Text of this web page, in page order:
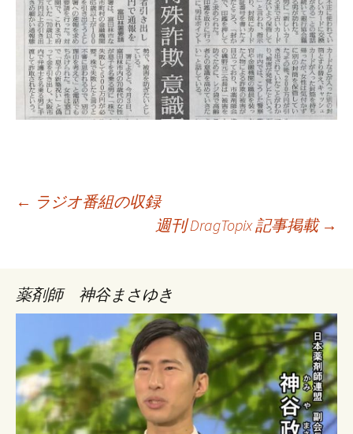
投
ナ
ビ
ゲ
← ラジオ番組の収録
週刊 DragTopix 記事掲載 →
薬剤師 神谷まさゆき